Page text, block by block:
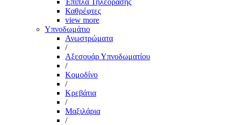
Έπιπλα Τηλεόρασης
Καθρέφτες
view more
Υπνοδωμάτιο
Ανωστρώματα
/
Αξεσουάρ Υπνοδωματίου
/
Κομοδίνο
/
Κρεβάτια
/
Μαξιλάρια
/